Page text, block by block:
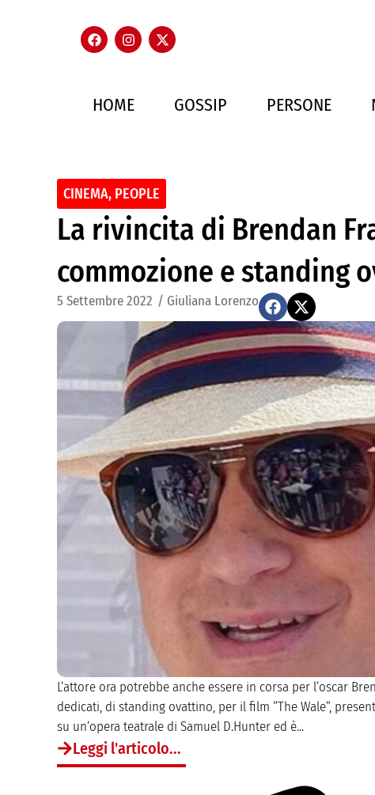
HOME GOSSIP PERSONE
CINEMA, PEOPLE
La rivincita di Brendan
commozione e standing
5 Settembre 2022 / Giuliana Lorenzo
L’attore ora potrebbe anche essere in corsa per l’oscar
dedicati, di standing ovattino, per il film “The Wale”,
su un’opera teatrale di Samuel D.Hunter ed è...
Leggi l'articolo...